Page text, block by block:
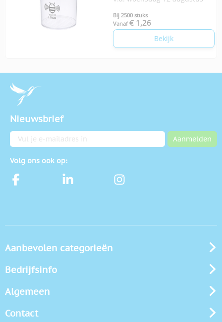
Bij 2500 stuks
Vanaf € 1,26
Bekijk
Nieuwsbrief
E-mailadres Aanmelden
Volg ons ook op:
Aanbevolen categorieën
Bedrijfsinfo
Algemeen
Contact